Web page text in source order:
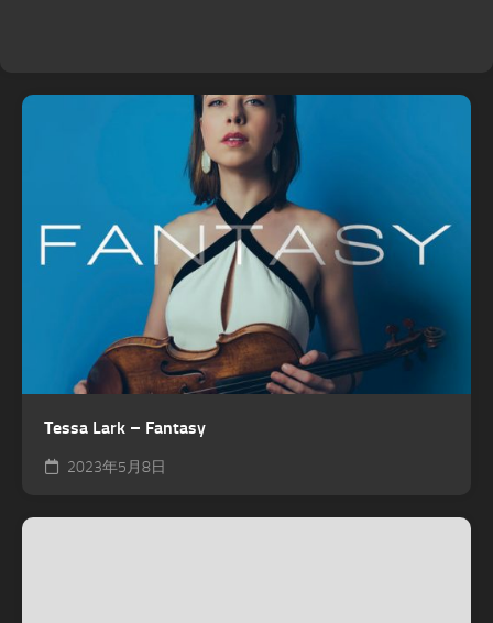
Tessa Lark – Fantasy
2023年5月8日